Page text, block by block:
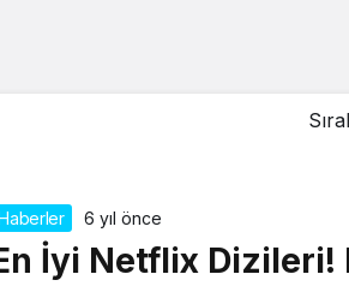
6 yıl önce
İyi Netflix Dizileri!